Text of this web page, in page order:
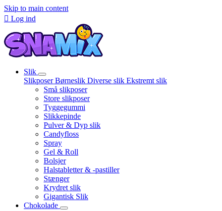
Skip to main content
 Log ind
Slik
SlikposerBørneslik Diverse slik Ekstremt slik
Små slikposer
Store slikposer
Tyggegummi
Slikkepinde
Pulver & Dyp slik
Candyfloss
Spray
Gel & Roll
Bolsjer
Halstabletter & -pastiller
Stænger
Krydret slik
Gigantisk Slik
Chokolade